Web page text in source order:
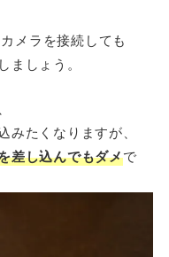
メラを接続しても
ましょう。
たくなりますが、
差し込んでもダメで